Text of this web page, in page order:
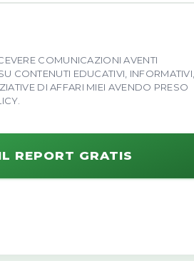
COMUNICAZIONI AVENTI
CONTENUTI EDUCATIVI,
DI AFFARI MIEI AVENDO PRESO
REPORT GRATIS